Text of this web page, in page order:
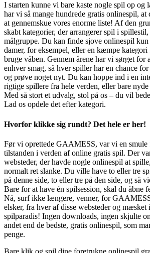
I starten kunne vi bare kaste nogle spil op og
har vi så mange hundrede gratis onlinespil,
at gennemskue vores enorme liste! Af den
skabt kategorier, der arrangerer spil i
målgruppe. Du kan finde sjove onlinespil
damer, for eksempel, eller en kæmpe
bruge våben. Gennem årene har vi sørget for
enhver smag, så hver spiller har en chance
og prøve noget nyt. Du kan hoppe ind i en
rigtige spillere fra hele verden, eller bare
Med så stort et udvalg, stol på os – du vil
Lad os opdele det efter kategori.
Hvorfor klikke sig rundt? Det hele er her!
Før vi oprettede GAAMESS, var vi en smule
tilstanden i verden af online gratis spil. Der
websteder, der havde nogle onlinespil at
normalt ret slanke. Du ville have to eller tre
på denne side, to eller tre på den side, og så
Bare for at have én spilsession, skal du åbne
Nå, surf ikke længere, venner, for
elsker, fra hver af disse websteder og
spilparadis! Ingen downloads, ingen skjulte
andet end de bedste, gratis onlinespil, som
penge.
Bare klik og spil dine foretrukne onlinespil